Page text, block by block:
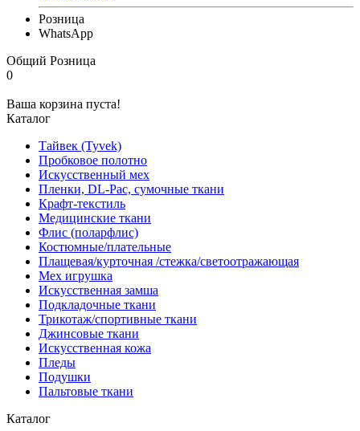
Розница
WhatsApp
Общий Розница
0
Ваша корзина пуста!
Каталог
Тайвек (Tyvek)
Пробковое полотно
Искусственный мех
Пленки, DL-Pac, сумочные ткани
Крафт-текстиль
Медицинские ткани
Флис (поларфлис)
Костюмные/плательные
Плащевая/курточная /стежка/светоотражающая
Мех игрушка
Искусственная замша
Подкладочные ткани
Трикотаж/спортивные ткани
Джинсовые ткани
Искусственная кожа
Пледы
Подушки
Пальтовые ткани
Каталог